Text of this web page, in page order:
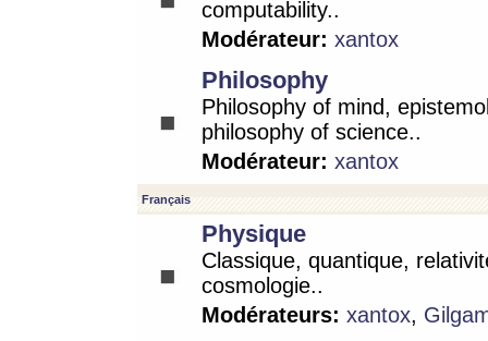
computability..
Modérateur: xantox
Philosophy
Philosophy of mind,
philosophy of science..
Modérateur: xantox
Français
Physique
Classique, quantique,
cosmologie..
Modérateurs: xantox,